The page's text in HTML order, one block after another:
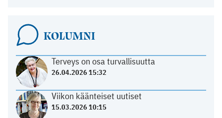
KOLUMNI
Terveys on osa turvallisuutta
26.04.2026 15:32
Viikon käänteiset uutiset
15.03.2026 10:15